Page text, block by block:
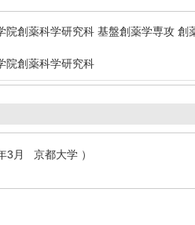
院創薬科学研究科 基盤創薬学専攻 創
院創薬科学研究科
3月 京都大学 ）